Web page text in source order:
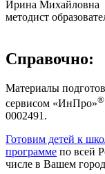
Ирина Михайловна
методист
Справочно:
Материалы
сервисом «ИнПро»®
0002491.
Готовим детей к
программе по всей
числе в Вашем